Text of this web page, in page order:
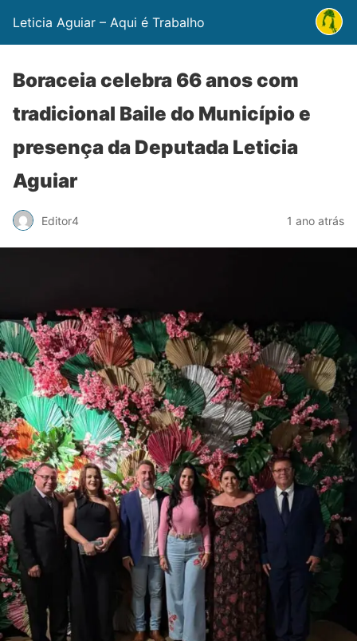
Leticia Aguiar – Aqui é Trabalho
Boraceia celebra 66 anos com
tradicional Baile do Município e
presença da Deputada Leticia
Aguiar
Editor4 1 ano atrás